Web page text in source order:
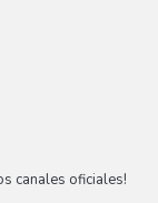
canales oficiales!